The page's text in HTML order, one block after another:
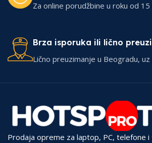
Za online porudžbine u roku od 15
Brza isporuka ili lično
Lično preuzimanje u Beogradu,
Prodaja opreme za laptop, PC, telefone